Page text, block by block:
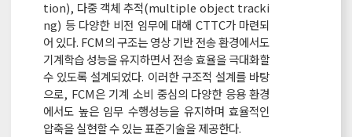
tion), 다중 객체 추적(multiple object tracki
ng) 등 다양한 비전 임무에 대해 CTTC가 마련되
어 있다. FCM의 구조는 영상 기반 전송 환경에서도
기계학습 성능을 유지하면서 전송 효율을 극대화할
수 있도록 설계되었다. 이러한 구조적 설계를 바탕
으로, FCM은 기계 소비 중심의 다양한 응용 환경
에서도 높은 임무 수행성능을 유지하며 효율적인
압축을 실현할 수 있는 표준기술을 제공한다.